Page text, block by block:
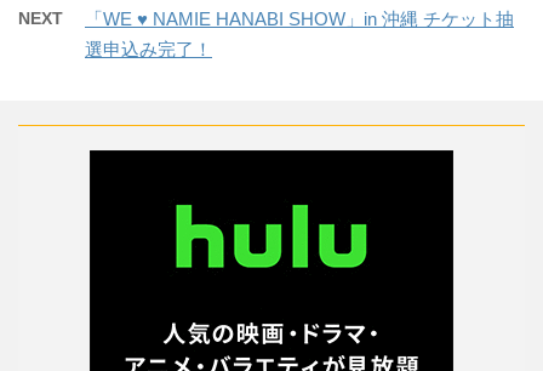
NEXT
「WE ♥ NAMIE HANABI SHOW」in 沖縄 チケット抽
選申込み完了！